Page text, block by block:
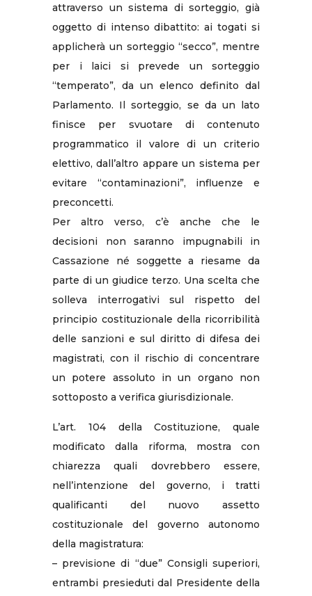
attraverso un sistema di sorteggio, già
oggetto di intenso dibattito: ai togati si
applicherà un sorteggio “secco”, mentre
per i laici si prevede un sorteggio
“temperato”, da un elenco definito dal
Parlamento. Il sorteggio, se da un lato
finisce per svuotare di contenuto
programmatico il valore di un criterio
elettivo, dall’altro appare un sistema per
evitare “contaminazioni”, influenze e
preconcetti.
Per altro verso, c’è anche che le
decisioni non saranno impugnabili in
Cassazione né soggette a riesame da
parte di un giudice terzo. Una scelta che
solleva interrogativi sul rispetto del
principio costituzionale della ricorribilità
delle sanzioni e sul diritto di difesa dei
magistrati, con il rischio di concentrare
un potere assoluto in un organo non
sottoposto a verifica giurisdizionale.
L’art. 104 della Costituzione, quale
modificato dalla riforma, mostra con
chiarezza quali dovrebbero essere,
nell’intenzione del governo, i tratti
qualificanti del nuovo assetto
costituzionale del governo autonomo
della magistratura:
– previsione di “due” Consigli superiori,
entrambi presieduti dal Presidente della